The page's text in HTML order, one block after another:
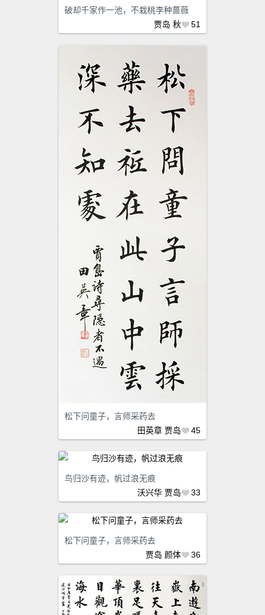
破却千家作一池，不栽桃李种蔷薇
贾岛 秋 51
松下问童子，言师采药去
田英章 贾岛 45
鸟归沙有迹，帆过浪无痕
沃兴华 贾岛 33
松下问童子，言师采药去
贾岛 颜体 36